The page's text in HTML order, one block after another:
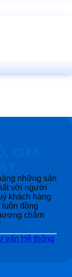
những sản
với người
khách hàng
đồng
châm
vấn Hệ thống